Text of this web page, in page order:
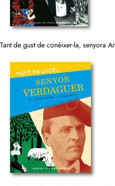
Tant de gust de conèixer-la, senyora